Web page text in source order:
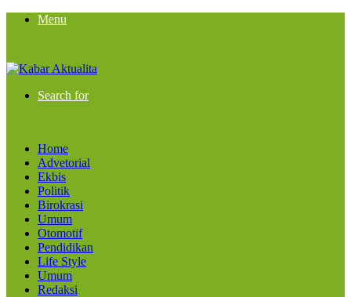
Menu
Search for
Home
Advetorial
Ekbis
Politik
Birokrasi
Umum
Otomotif
Pendidikan
Life Style
Umum
Redaksi